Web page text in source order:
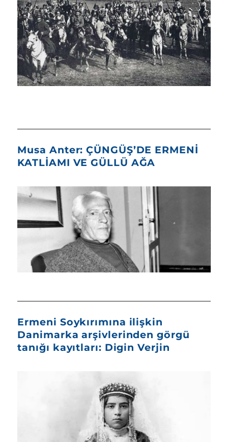
Musa Anter: ÇÜNGÜŞ’DE ERMENİ
KATLİAMI VE GÜLLÜ AĞA
Ermeni Soykırımına ilişkin
Danimarka arşivlerinden görgü
tanığı kayıtları: Digin Verjin